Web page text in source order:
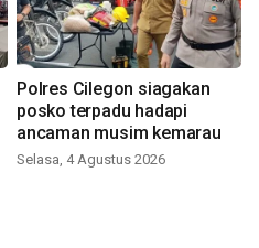
Polres Cilegon siagakan
posko terpadu hadapi
ancaman musim kemarau
Selasa, 4 Agustus 2026